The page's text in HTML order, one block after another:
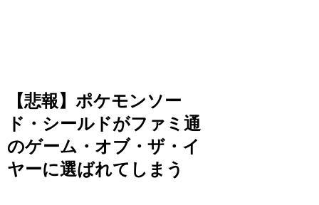
【悲報】ポケモンソー
ド・シールドがファミ通
のゲーム・オブ・ザ・イ
ヤーに選ばれてしまう